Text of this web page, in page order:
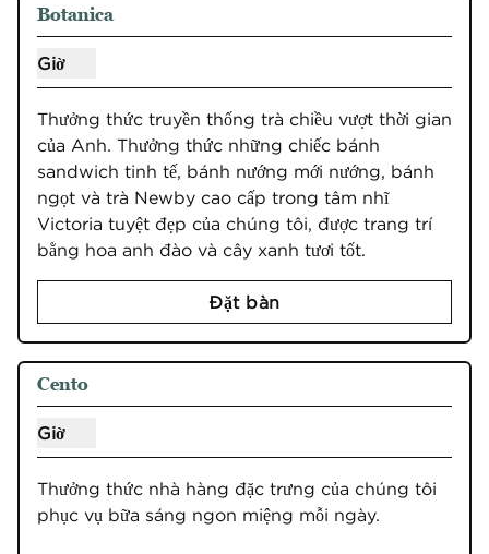
Botanica
Giờ
Hiển thị giờ cho Botanica
Thưởng thức truyền thống trà chiều vượt thời gian
của Anh. Thưởng thức những chiếc bánh
sandwich tinh tế, bánh nướng mới nướng, bánh
ngọt và trà Newby cao cấp trong tâm nhĩ
Victoria tuyệt đẹp của chúng tôi, được trang trí
bằng hoa anh đào và cây xanh tươi tốt.
Đặt bàn
1/3
1/3hình ảnh trước hình
Cento
Giờ
Hiển thị giờ cho Cento
Thưởng thức nhà hàng đặc trưng của chúng tôi
phục vụ bữa sáng ngon miệng mỗi ngày.